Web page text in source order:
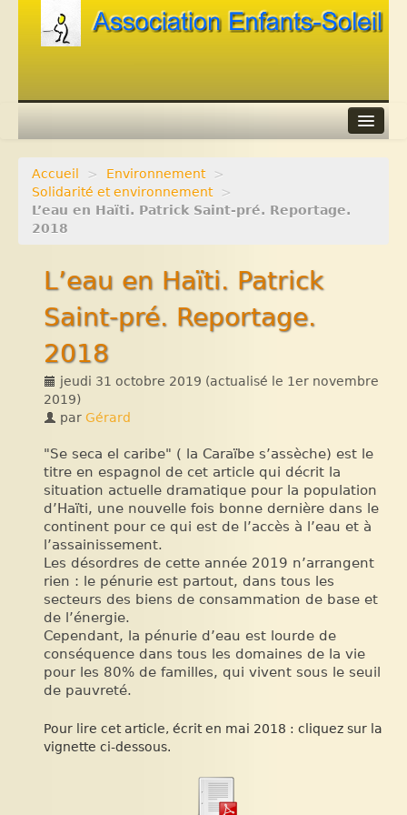
Agenda
Adhérer
Accueil > Environnement
>
Solidarité et environnement
>
L’eau en Haïti. Patrick Saint-pré. Reportage.
2018
L’eau en Haïti. Patrick
Saint-pré. Reportage.
2018
jeudi 31 octobre 2019 (actualisé le 1er novembre
2019)
par Gérard
"Se seca el caribe" ( la Caraïbe s’assèche) est le
titre en espagnol de cet article qui décrit la
situation actuelle dramatique pour la population
d’Haïti, une nouvelle fois bonne dernière dans le
continent pour ce qui est de l’accès à l’eau et à
l’assainissement.
Les désordres de cette année 2019 n’arrangent
rien : le pénurie est partout, dans tous les
secteurs des biens de consammation de base et
de l’énergie.
Cependant, la pénurie d’eau est lourde de
conséquence dans tous les domaines de la vie
pour les 80% de familles, qui vivent sous le seuil
de pauvreté.
Pour lire cet article, écrit en mai 2018 : cliquez sur la
vignette ci-dessous.